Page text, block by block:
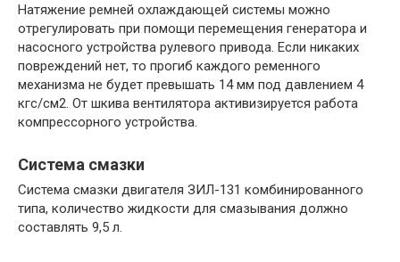
Натяжение ремней охлаждающей системы можно
отрегулировать при помощи перемещения генератора и
насосного устройства рулевого привода. Если никаких
повреждений нет, то прогиб каждого ременного
механизма не будет превышать 14 мм под давлением 4
кгс/см2. От шкива вентилятора активизируется работа
компрессорного устройства.
Система смазки
Система смазки двигателя ЗИЛ-131 комбинированного
типа, количество жидкости для смазывания должно
составлять 9,5 л.